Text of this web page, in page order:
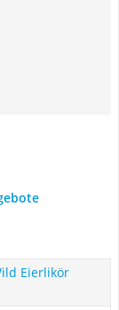
Eierlikör